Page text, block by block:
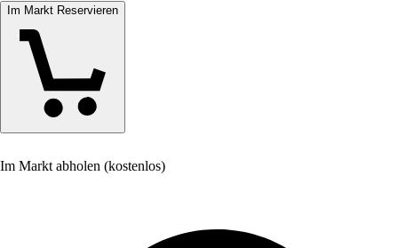
Im Markt Reservieren
Im Markt abholen (kostenlos)